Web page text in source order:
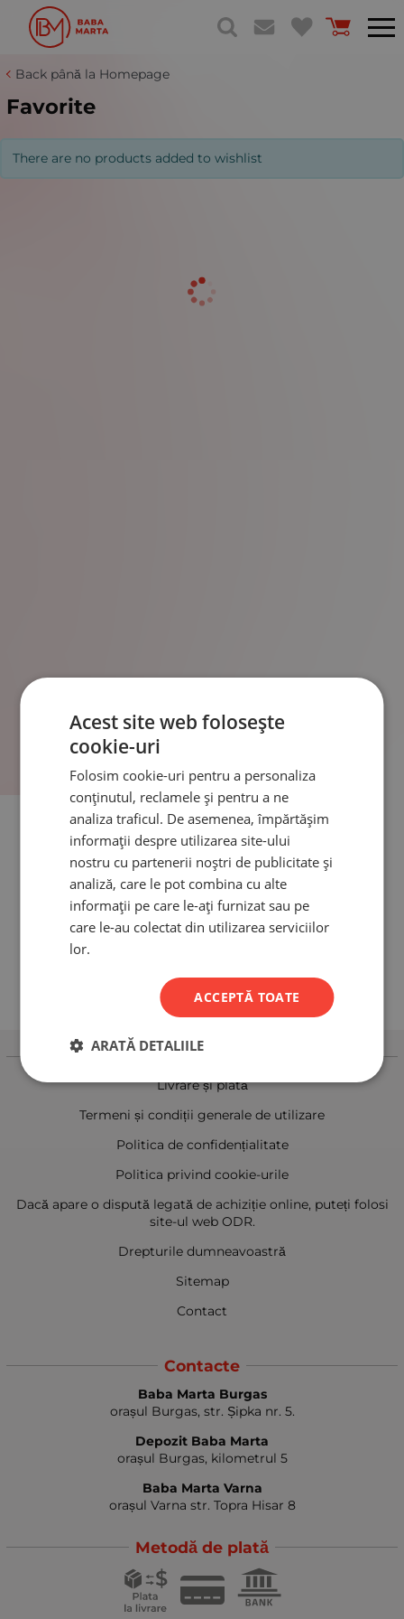
Back până la Homepage
Favorite
There are no products added to wishlist
informații
Livrare și plată
Termeni și condiții generale de utilizare
Politica de confidențialitate
Politica privind cookie-urile
Dacă apare o dispută legată de achiziție online, puteți folosi
site-ul web ODR.
Drepturile dumneavoastră
Sitemap
Contact
Contacte
Baba Marta Burgas
orașul Burgas, str. Șipka nr. 5.
Depozit Baba Marta
orașul Burgas, kilometrul 5
Baba Marta Varna
orașul Varna str. Topra Hisar 8
Metodă de plată
Acest site web folosește
cookie-uri
Folosim cookie-uri pentru a personaliza
conținutul, reclamele și pentru a ne
analiza traficul. De asemenea, împărtășim
informații despre utilizarea site-ului
nostru cu partenerii noștri de publicitate și
analiză, care le pot combina cu alte
informații pe care le-ați furnizat sau pe
care le-au colectat din utilizarea serviciilor
lor.
ACCEPTĂ TOATE
ARATĂ DETALIILE